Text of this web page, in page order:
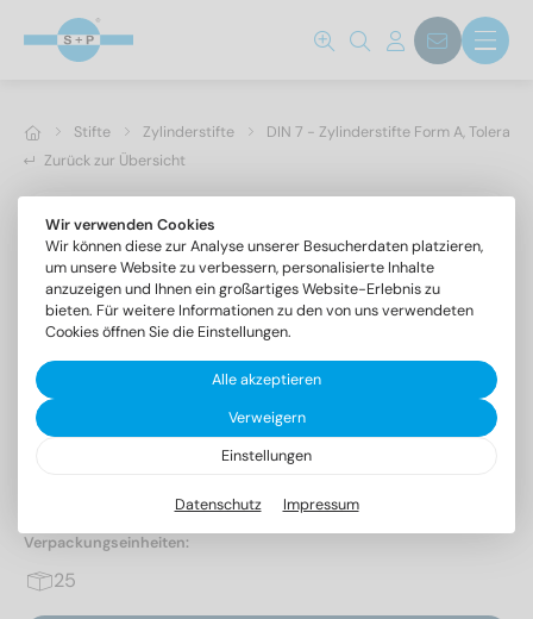
Stifte Zylinderstifte
DIN 7 - Zylinderstifte Form A,
Zurück zur Übersicht
DIN 7 1.4305 14m6X50
Zylinderstifte Form A, Toleranzfeld m6
Verpackungseinheiten:
25
Wir verwenden Cookies
Wir können diese zur Analyse unserer Besucherdaten platzieren,
um unsere Website zu verbessern, personalisierte Inhalte
anzuzeigen und Ihnen ein großartiges Website-Erlebnis zu
bieten. Für weitere Informationen zu den von uns verwendeten
Cookies öffnen Sie die Einstellungen.
Alle akzeptieren
Verweigern
Einstellungen
Datenschutz Impressum